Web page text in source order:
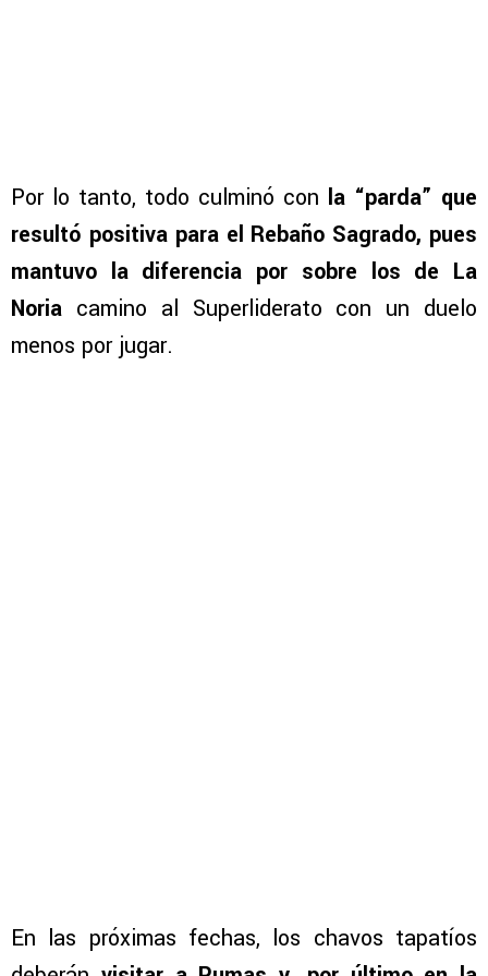
Por lo tanto, todo culminó con la “parda” que
resultó positiva para el Rebaño Sagrado, pues
mantuvo la diferencia por sobre los de La
Noria camino al Superliderato con un duelo
menos por jugar.
En las próximas fechas, los chavos tapatíos